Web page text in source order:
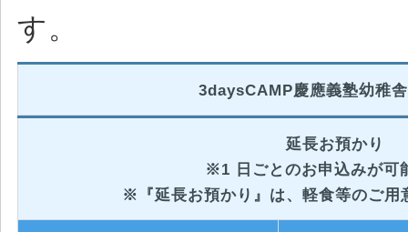
す。
3daysCAMP慶應義塾幼稚
延長お預かり
※1 日ごとのお申込みが可
※『延長お預かり』は、軽食等のご用